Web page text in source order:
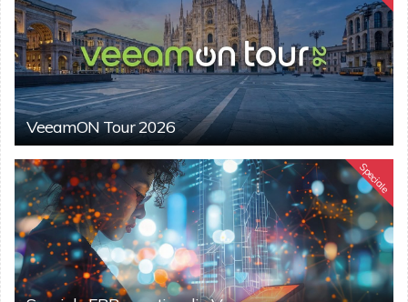
VeeamON Tour 2026
Speciale